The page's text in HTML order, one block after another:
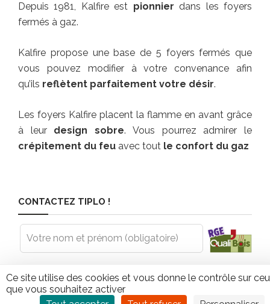
Ce site utilise des cookies et vous donne le contrôle sur
que vous souhaitez activer
Depuis 1981, Kalfire est pionnier dans les foyers
fermés à gaz.
Kalfire propose une base de 5 foyers fermés que
vous pouvez modifier à votre convenance afin
qu’ils reflètent parfaitement votre désir.
Les foyers Kalfire placent la flamme en avant grâce
à leurdesign sobre. Vous pourrez admirer le
crépitement du feu avec tout le confort du gaz
CONTACTEZ TIPLO !
Leave
this
field